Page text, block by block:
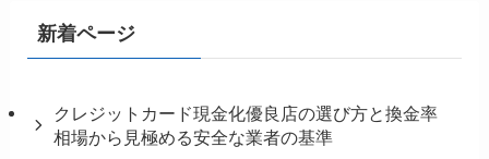
新着ページ
クレジットカード現金化優良店の選び方と換金率
相場から見極める安全な業者の基準